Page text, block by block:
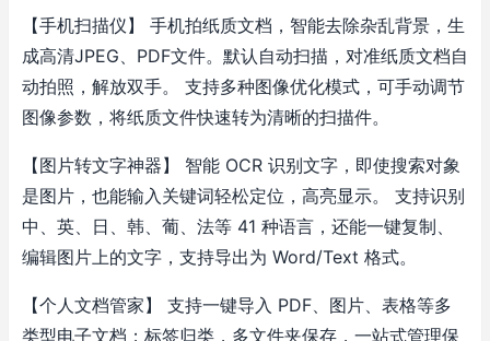
【手机扫描仪】
手机拍纸质文档，智能去除杂乱背景，生
成高清JPEG、PDF文件。默认自动扫描，对准纸质文档自
动拍照，解放双手。
支持多种图像优化模式，可手动调节
图像参数，将纸质文件快速转为清晰的扫描件。
【图片转文字神器】
智能 OCR 识别文字，即使搜索对象
是图片，也能输入关键词轻松定位，高亮显示。
支持识别
中、英、日、韩、葡、法等 41 种语言，还能一键复制、
编辑图片上的文字，支持导出为 Word/Text 格式。
【个人文档管家】
支持一键导入 PDF、图片、表格等多
类型电子文档；标签归类，多文件夹保存，一站式管理保